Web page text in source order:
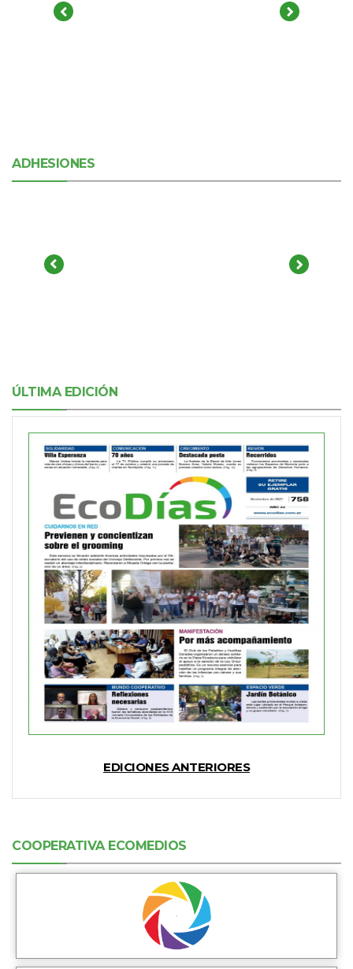
ADHESIONES
ÚLTIMA EDICIÓN
EDICIONES ANTERIORES
COOPERATIVA ECOMEDIOS